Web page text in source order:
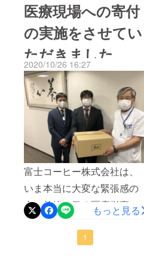
医療現場への寄付
の実施をさせてい
ただきました
2020/10/26 16:27
富士コーヒー株式会社は、
いま本当に大変な緊張感の
中で前線で働く医療従事
者・病院勤務者の方が少し
でも笑顔になれる時間をつ
もっと見る
1